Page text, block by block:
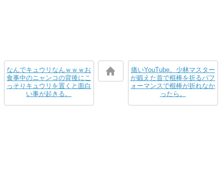
なんでキュウリなんｗｗｗお
食事中のニャンコの背後にこ
っそりキュウリを置くと面白
い事が起きる。
痛いYouTube。少林マスター
が鍛えた首で棍棒を折るパフ
ォーマンスで棍棒が折れなか
ったら。